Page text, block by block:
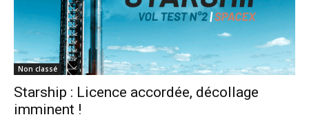
Non classé
Starship : Licence accordée, décollage
imminent !